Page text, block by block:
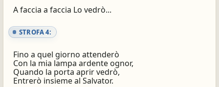
A faccia a faccia Lo vedrò...
STROFA 4:
Fino a quel giorno attenderò
Con la mia lampa ardente ognor,
Quando la porta aprir vedrò,
Entrerò insieme al Salvator.